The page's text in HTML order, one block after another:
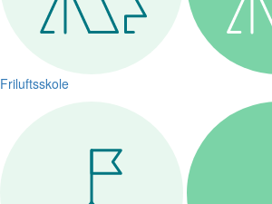
Friluftsskole